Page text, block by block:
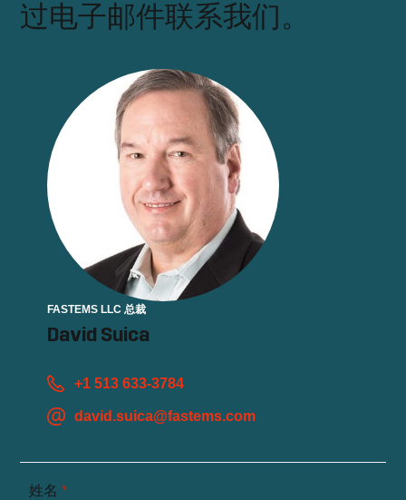
过电子邮件联系我们。
FASTEMS LLC 总裁
David Suica
+1 513 633-3784
david.suica@fastems.com
姓名 *